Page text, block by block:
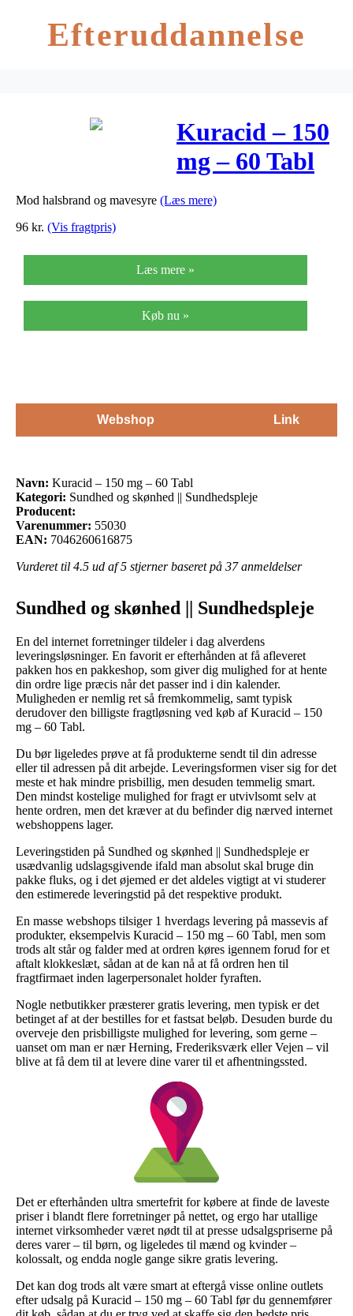
Efteruddannelse
Kuracid – 150
mg – 60 Tabl
Mod halsbrand og mavesyre (Læs mere)
96 kr. (Vis fragtpris)
Læs mere »
Køb nu »
Webshop Link
Navn: Kuracid – 150 mg – 60 Tabl
Kategori: Sundhed og skønhed || Sundhedspleje
Producent:
Varenummer: 55030
EAN: 7046260616875
Vurderet til 4.5 ud af 5 stjerner baseret på 37anmeldelser
Sundhed og skønhed || Sundhedspleje
En del internet forretninger tildeler i dag alverdens
leveringsløsninger. En favorit er efterhånden at få afleveret
pakken hos en pakkeshop, som giver dig mulighed for at hente
din ordre lige præcis når det passer ind i din kalender.
Muligheden er nemlig ret så fremkommelig, samt typisk
derudover den billigste fragtløsning ved køb af Kuracid – 150
mg – 60 Tabl.
Du bør ligeledes prøve at få produkterne sendt til din adresse
eller til adressen på dit arbejde. Leveringsformen viser sig for det
meste et hak mindre prisbillig, men desuden temmelig smart.
Den mindst kostelige mulighed for fragt er utvivlsomt selv at
hente ordren, men det kræver at du befinder dig nærved internet
webshoppens lager.
Leveringstiden på Sundhed og skønhed || Sundhedspleje er
usædvanlig udslagsgivende ifald man absolut skal bruge din
pakke fluks, og i det øjemed er det aldeles vigtigt at vi studerer
den estimerede leveringstid på det respektive produkt.
En masse webshops tilsiger 1 hverdags levering på massevis af
produkter, eksempelvis Kuracid – 150 mg – 60 Tabl, men som
trods alt står og falder med at ordren køres igennem forud for et
aftalt klokkeslæt, sådan at de kan nå at få ordren hen til
fragtfirmaet inden lagerpersonalet holder fyraften.
Nogle netbutikker præsterer gratis levering, men typisk er det
betinget af at der bestilles for et fastsat beløb. Desuden burde du
overveje den prisbilligste mulighed for levering, som gerne –
uanset om man er nær Herning, Frederiksværk eller Vejen – vil
blive at få dem til at levere dine varer til et afhentningssted.
Det er efterhånden ultra smertefrit for købere at finde de laveste
priser i blandt flere forretninger på nettet, og ergo har utallige
internet virksomheder været nødt til at presse udsalgspriserne på
deres varer – til børn, og ligeledes til mænd og kvinder –
kolossalt, og endda nogle gange sikre gratis levering.
Det kan dog trods alt være smart at eftergå visse online outlets
efter udsalg på Kuracid – 150 mg – 60 Tabl før du gennemfører